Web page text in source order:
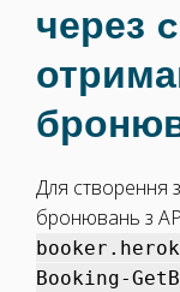
через
Для створення
бронювань з
Booking-